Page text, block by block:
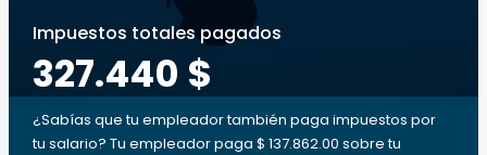
Impuestos totales pagados
327.440 $
¿Sabías que tu empleador también paga impuestos por
tu salario? Tu empleador paga $ 137.862.00 sobre tu